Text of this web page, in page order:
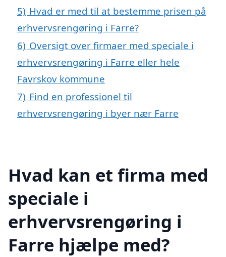
5) Hvad er med til at bestemme prisen på
erhvervsrengøring i Farre?
6) Oversigt over firmaer med speciale i
erhvervsrengøring i Farre eller hele
Favrskov kommune
7) Find en professionel til
erhvervsrengøring i byer nær Farre
Hvad kan et firma med
speciale i
erhvervsrengøring i
Farre hjælpe med?